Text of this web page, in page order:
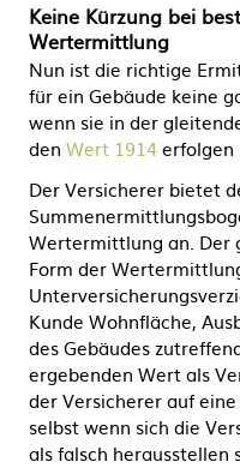
Keine Kürzung bei
Wertermittlung
Nun ist die richtige
für ein Gebäude keine
wenn sie in der
den Wert 1914erfolgen
Der Versicherer bietet
Wertermittlung an. Der
Form der
Kunde Wohnfläche,
des Gebäudes
ergebenden Wert als
der Versicherer auf
selbst wenn sich die
als falsch herausstellen